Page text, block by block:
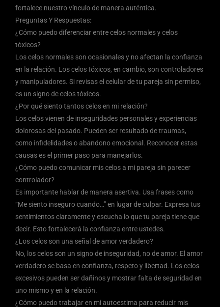
fortalece nuestro vínculo de manera auténtica.
Preguntas Y Respuestas:
¿Cómo puedo diferenciar entre celos normales y celos
tóxicos?
Los celos normales son ocasionales y no afectan la confianza
en la relación. Los celos tóxicos, en cambio, son controladores
y manipuladores. Si revisas el celular de tu pareja sin permiso,
es un signo de celos tóxicos.
¿Por qué siento tantos celos en mi relación?
Los celos vienen de inseguridades personales y experiencias
dolorosas del pasado. Pueden ser resultado de traumas,
como infidelidades o abandono emocional. Reconocer estas
causas es el primer paso para manejarlos.
¿Cómo puedo comunicar mis celos a mi pareja sin parecer
controlador?
Es importante hablar de manera asertiva. Usa frases como
“Me siento inseguro cuando…” en lugar de culpar. Expresa tus
sentimientos claramente y escucha lo que tu pareja tiene que
decir. Esto fortalecerá la confianza entre ustedes.
¿Los celos son una señal de amor verdadero?
No, los celos son un signo de inseguridad, no de amor. El amor
verdadero se basa en confianza, respeto y libertad. Los celos
excesivos pueden ser dañinos y mostrar falta de seguridad en
uno mismo y en la relación.
¿Cómo puedo trabajar en mi autoestima para reducir mis